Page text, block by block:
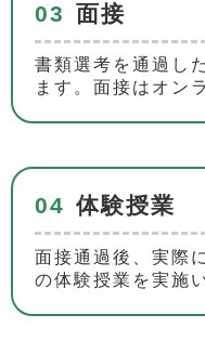
03 面接
書類選考を通過し
ます。面接はオン
04 体験授業
面接通過後、実際
の体験授業を実施